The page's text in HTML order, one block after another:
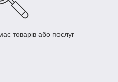
товарів або послуг